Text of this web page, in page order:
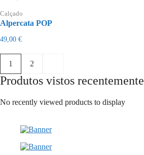
Calçado
Alpercata POP
49,00 €
1 2
Produtos vistos recentemente
No recently viewed products to display